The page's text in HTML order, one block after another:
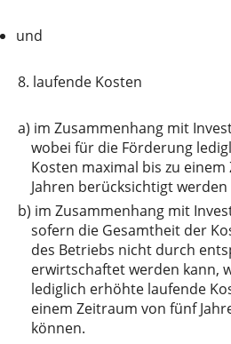
und
8. laufende Kosten
a) im Zusammenhang mit
wobei für die Förderung
Kosten maximal bis zu
Jahren berücksichtigt
b) im Zusammenhang mit
sofern die Gesamtheit der
des Betriebs nicht durch
erwirtschaftet werden kann,
lediglich erhöhte laufende
einem Zeitraum von fünf
können.